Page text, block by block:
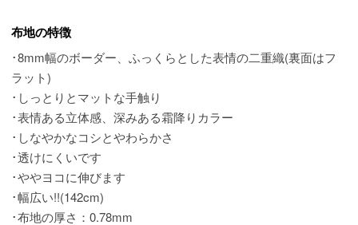
布地の特徴
･8mm幅のボーダー、ふっくらとした表情の二重織(裏面はフ
ラット)
･しっとりとマットな手触り
･表情ある立体感、深みある霜降りカラー
･しなやかなコシとやわらかさ
･透けにくいです
･ややヨコに伸びます
･幅広い!!(142cm)
･布地の厚さ：0.78mm